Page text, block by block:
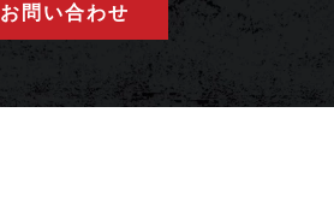
お問い合わせ